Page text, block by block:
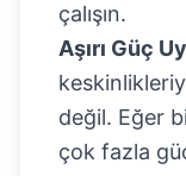
çalışın.
Aşırı Güç
değil. Eğer
çok fazla